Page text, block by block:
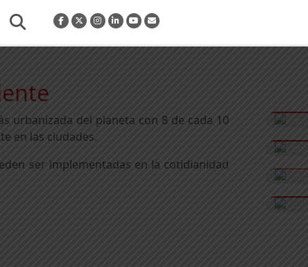
urbanizada del planeta con 8 de cada 10
en las ciudades.
ser implementadas en la cotidianidad